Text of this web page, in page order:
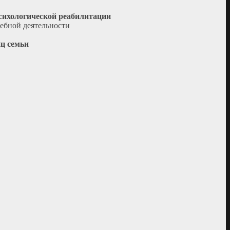
реабилитации
деятельности
семьи